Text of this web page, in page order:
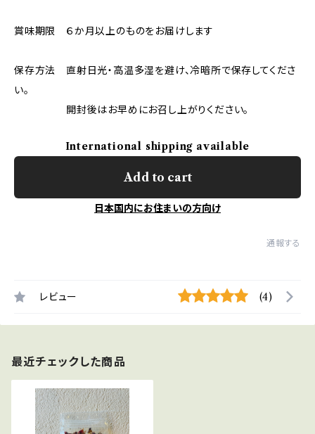
賞味期限 ６か月以上のものをお届けします
保存方法 直射日光・高温多湿を避け、冷暗所で保存してくださ
い。
開封後はお早めにお召し上がりください。
International shipping available
Add to cart
日本国内にお住まいの方向け
通報する
レビュー (4)
最近チェックした商品